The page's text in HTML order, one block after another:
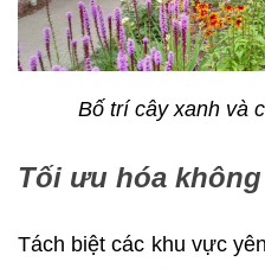
Bố trí cây xanh và
Tối ưu hóa
Tách biệt các khu vực